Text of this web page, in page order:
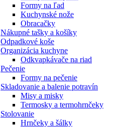
Formy na ľad
Kuchynské nože
Obracačky
Nákupné tašky a košíky
Odpadkové koše
Organizácia kuchyne
Odkvapkávače na riad
Pečenie
Formy na pečenie
Skladovanie a balenie potravín
Misy a misky
Termosky a termohrnčeky
Stolovanie
Hrnčeky a šálky